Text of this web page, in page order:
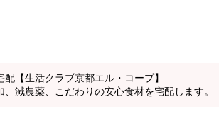
配【生活クラブ京都エル・コープ】
、減農薬、こだわりの安心食材を宅配します。